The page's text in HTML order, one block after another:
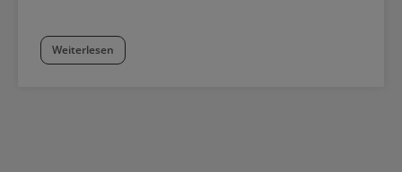
Weiterlesen